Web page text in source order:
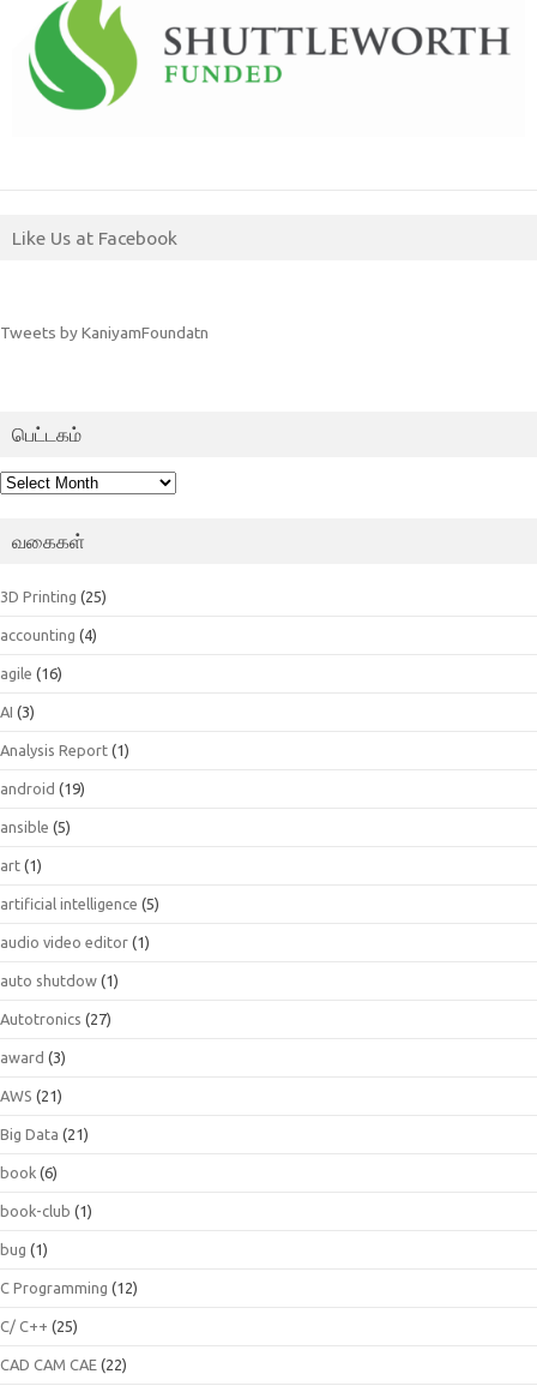
Like Us at Facebook
Tweets by KaniyamFoundatn
பெட்டகம்
பெட்டகம்
வகைகள்
3D Printing (25)
accounting (4)
agile (16)
AI (3)
Analysis Report (1)
android (19)
ansible (5)
art (1)
artificial intelligence (5)
audio video editor (1)
auto shutdow (1)
Autotronics (27)
award (3)
AWS (21)
Big Data (21)
book (6)
book-club (1)
bug (1)
C Programming (12)
C/ C++ (25)
CAD CAM CAE (22)